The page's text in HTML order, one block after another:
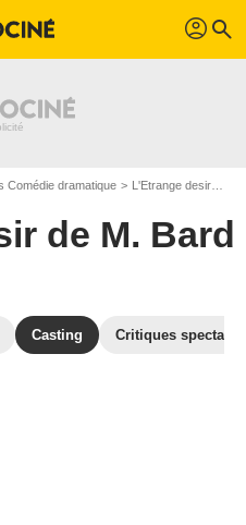
profil search
Comédie dramatique L'Etrange desir de M. Bard
de M. Bard
Casting Critiques